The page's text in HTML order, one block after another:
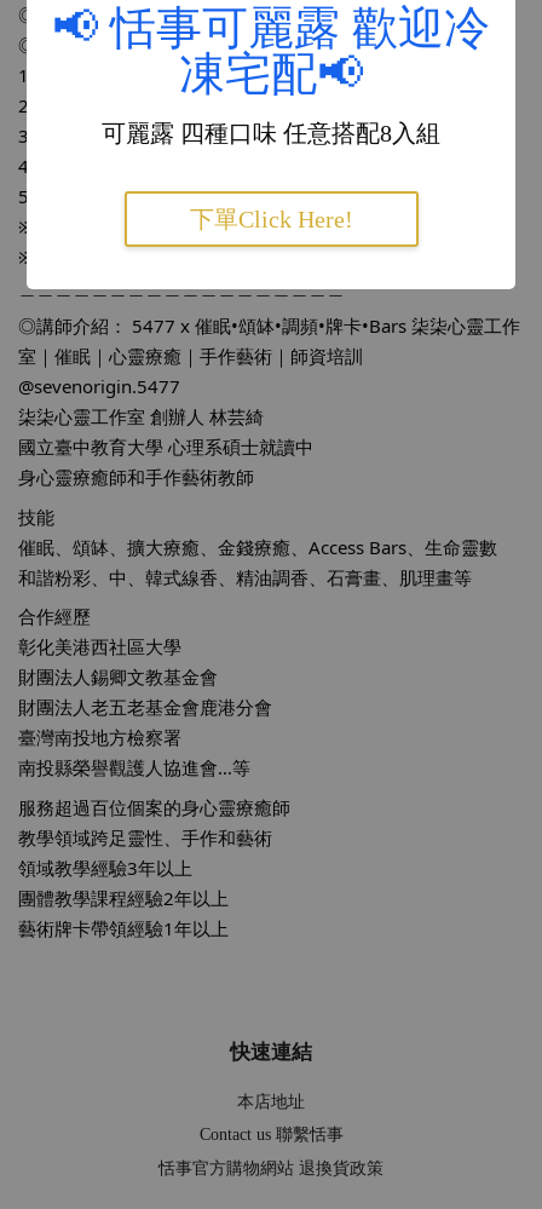
📢 恬事可麗露 歡迎冷
凍宅配📢
可麗露 四種口味 任意搭配8入組
下單Click Here!
◎報名方式：請私訊恬事fb or ig
或來店報名
◎備註：
1. 報名完成請提供手圍
2. 手串需搭配8個金屬隔珠配件
3. 手圍如超過16cm，17-18需加收100元以此類推
4. 本堂課程為設計款，不提供滿珠款串製
5. 可另外加購雕刻件
※繳完費用才算完成報名
※上課前三天內請假者，不予退費
＿＿＿＿＿＿＿＿＿＿＿＿＿＿＿＿＿＿
◎講師介紹： 5477 x 催眠•頌缽•調頻•牌卡•Bars 柒柒心靈工作
室｜催眠｜心靈療癒｜手作藝術｜師資培訓
@sevenorigin.5477
柒柒心靈工作室 創辦人 林芸綺
國立臺中教育大學 心理系碩士就讀中
身心靈療癒師和手作藝術教師
技能
催眠、頌缽、擴大療癒、金錢療癒、Access Bars、生命靈數
和諧粉彩、中、韓式線香、精油調香、石膏畫、肌理畫等
合作經歷
彰化美港西社區大學
財團法人錫卿文教基金會
財團法人老五老基金會鹿港分會
臺灣南投地方檢察署
南投縣榮譽觀護人協進會…等
服務超過百位個案的身心靈療癒師
教學領域跨足靈性、手作和藝術
領域教學經驗3年以上
團體教學課程經驗2年以上
藝術牌卡帶領經驗1年以上
快速連結
本店地址
Contact us 聯繫恬事
恬事官方購物網站 退換貨政策